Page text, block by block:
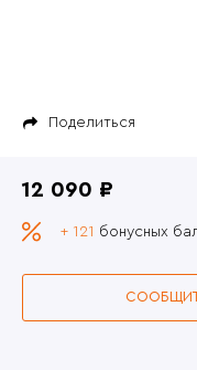
Поделиться
12 090 ₽
+ 121 бонусных